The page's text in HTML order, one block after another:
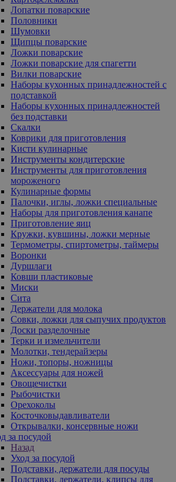
Лопатки поварские
Половники
Шумовки
Щипцы поварские
Ложки поварские
Ложки поварские для спагетти
Вилки поварские
Наборы кухонных принадлежностей с
подставкой
Наборы кухонных принадлежностей
без подставки
Скалки
Коврики для приготовления
Кисти кулинарные
Инструменты кондитерские
Инструменты для приготовления
мороженого
Кулинарные формы
Палочки, иглы, ложки специальные
Наборы для приготовления канапе
Приготовление яиц
Кружки, кувшины, ложки мерные
Термометры, спиртометры, таймеры
Воронки
Дуршлаги
Ковши пластиковые
Миски
Сита
Держатели для молока
Совки, ложки для сыпучих продуктов
Доски разделочные
Терки и измельчители
Молотки, тендерайзеры
Ножи, топоры, ножницы
Аксессуары для ножей
Овощечистки
Рыбочистки
Орехоколы
Косточковыдавливатели
Открывалки, консервные ножи
за посудой
Назад
Уход за посудой
Подставки, держатели для посуды
Подставки, держатели, клипсы для